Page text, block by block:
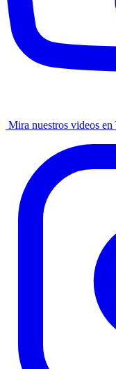
Mira nuestros videos en